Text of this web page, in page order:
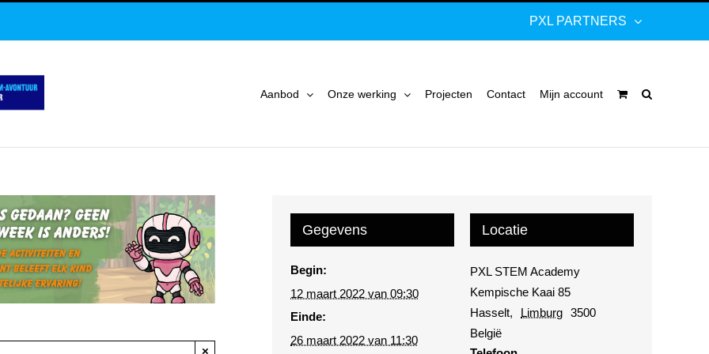
PXL PARTNERS
Aanbod Onze werking Projecten Contact Mijn account
×
Gegevens
Begin:
12 maart 2022 van 09:30
Einde:
26 maart 2022 van 11:30
Locatie
PXL STEM Academy
Kempische Kaai 85
Hasselt, Limburg 3500
België